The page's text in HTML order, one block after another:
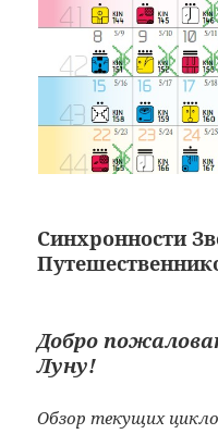
Синхронности
Добро
Луну!
Обзор текущих